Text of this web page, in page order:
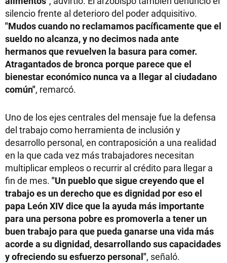
silencio frente al deterioro del poder adquisitivo.
"Mudos cuando no reclamamos pacíficamente que el
sueldo no alcanza, y no decimos nada ante
hermanos que revuelven la basura para comer.
Atragantados de bronca porque parece que el
bienestar económico nunca va a llegar al ciudadano
común", remarcó.
Uno de los ejes centrales del mensaje fue la defensa
del trabajo como herramienta de inclusión y
desarrollo personal, en contraposición a una realidad
en la que cada vez más trabajadores necesitan
multiplicar empleos o recurrir al crédito para llegar a
fin de mes. "Un pueblo que sigue creyendo que el
trabajo es un derecho que es dignidad por eso el
papa León XIV dice que la ayuda más importante
para una persona pobre es promoverla a tener un
buen trabajo para que pueda ganarse una vida más
acorde a su dignidad, desarrollando sus capacidades
y ofreciendo su esfuerzo personal", señaló.